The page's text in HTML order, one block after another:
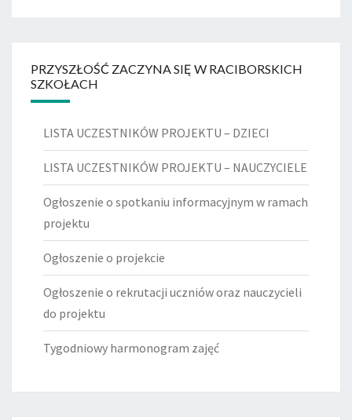
PRZYSZŁOŚĆ ZACZYNA SIĘ W RACIBORSKICH
SZKOŁACH
LISTA UCZESTNIKÓW PROJEKTU – DZIECI
LISTA UCZESTNIKÓW PROJEKTU – NAUCZYCIELE
Ogłoszenie o spotkaniu informacyjnym w ramach
projektu
Ogłoszenie o projekcie
Ogłoszenie o rekrutacji uczniów oraz nauczycieli
do projektu
Tygodniowy harmonogram zajęć